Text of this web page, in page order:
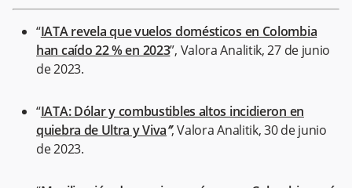
“IATA revela que vuelos domésticos en Colombia
han caído 22 % en 2023”, Valora Analitik, 27 de junio
de 2023.
“IATA: Dólar y combustibles altos incidieron en
quiebra de Ultra y Viva”, Valora Analitik, 30 de junio
de 2023.